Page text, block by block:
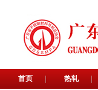
首页 热轧